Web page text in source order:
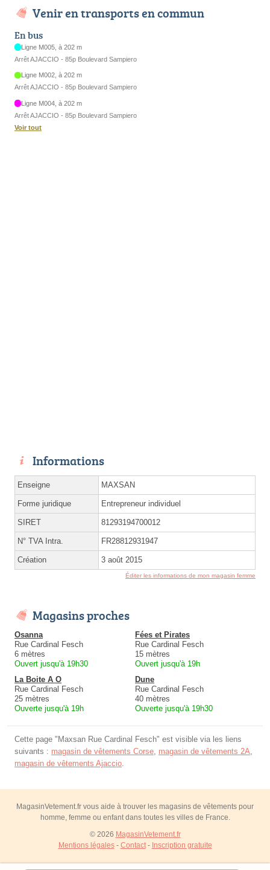
Venir en transports en commun
En bus
Ligne M005, à 202 m
Arrêt AJACCIO - 85p Boulevard Sampiero
Ligne M002, à 202 m
Arrêt AJACCIO - 85p Boulevard Sampiero
Ligne M004, à 202 m
Arrêt AJACCIO - 85p Boulevard Sampiero
Voir tout
Informations
Enseigne MAXSAN
Forme juridique Entrepreneur individuel
SIRET 81293194700012
N° TVA Intra. FR28812931947
Création 3 août 2015
Éditer les informations de mon magasin femme
Magasins proches
Osanna
Rue Cardinal Fesch
6 mètres
Ouvert jusqu'à 19h30
Fées et Pirates
Rue Cardinal Fesch
15 mètres
Ouvert jusqu'à 19h
La Boite A O
Rue Cardinal Fesch
25 mètres
Ouverte jusqu'à 19h
Dune
Rue Cardinal Fesch
40 mètres
Ouverte jusqu'à 19h30
Cette page "Maxsan Rue Cardinal Fesch" est visible via les liens
suivants : magasin de vêtements Corse magasin de vêtements 2A
magasin de vêtements Ajaccio
MagasinVetement.fr vous aide à trouver les magasins de vêtements pour
homme, femme ou enfant dans toutes les villes de France.
© 2026 MagasinVetement.fr
Mentions légales- Contact- Inscription gratuite